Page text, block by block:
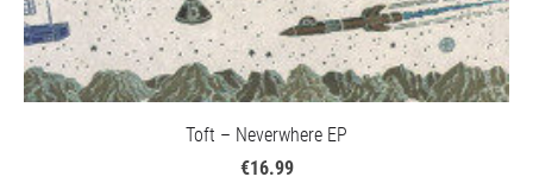
Toft – Neverwhere EP
€16.99